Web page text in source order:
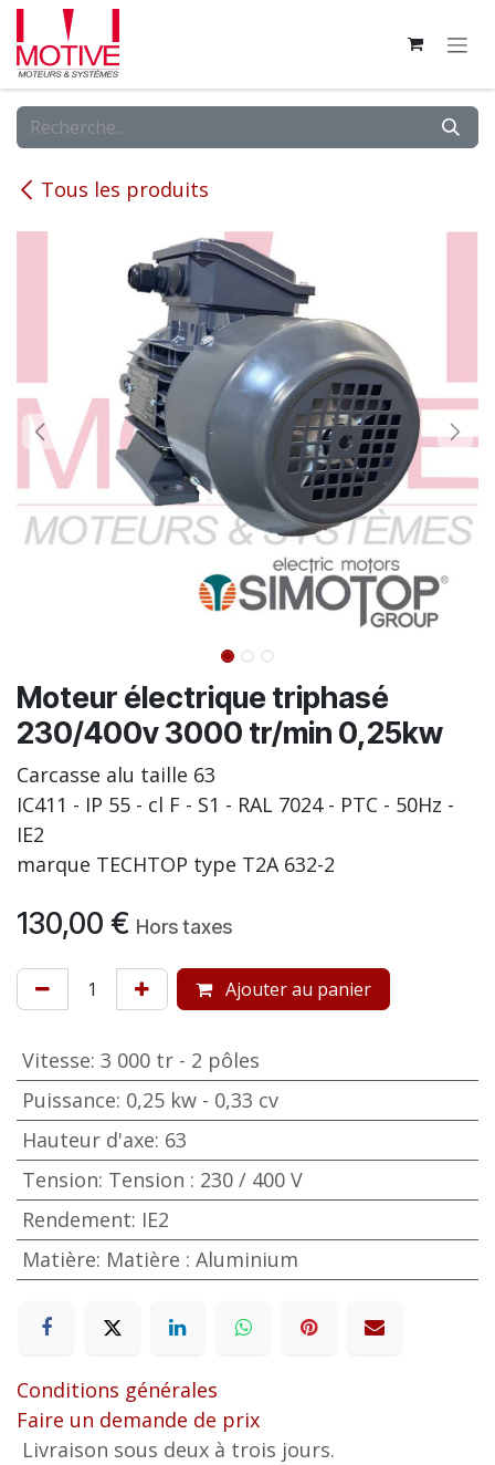
Se rendre au contenu
Tous les produits
Moteur électrique triphasé
230/400v 3000 tr/min 0,25kw
Carcasse alu taille 63
IC411 - IP 55 - cl F - S1 - RAL 7024 - PTC - 50Hz -
IE2
marque TECHTOP type T2A 632-2
130,00 € Hors taxes
Ajouter au panier
Vitesse: 3 000 tr - 2 pôles
Puissance: 0,25 kw - 0,33 cv
Hauteur d'axe: 63
Tension: Tension : 230 / 400 V
Rendement: IE2
Matière: Matière : Aluminium
Conditions générales
Faire un demande de prix
Livraison sous deux à trois jours.